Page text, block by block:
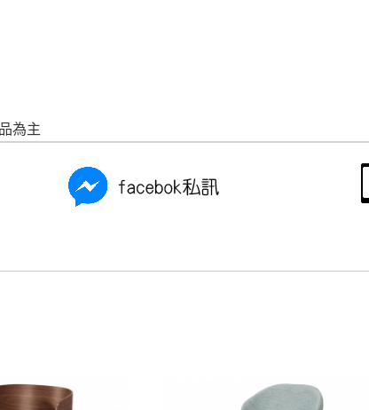
為主
候惡劣、過於偏遠之山區內等，或收貨地點搬運過於困
外，視狀況保有出貨的權利。
無提供吊掛服務，若需以吊車或其他的吊掛方式吊運，費
，並非一般快速到貨商品，無法指定特定時間送達，司
費你的寶貴時間。
警報等不可抗力情事，而危及運送人員輸送之安全，本
場合之商品則無享有商品一年保固之服務。
帳通知，商品將不予保留(訂單自動取消)。
具可聯絡當地請清潔隊回收,免付費清運專線：0800-085-